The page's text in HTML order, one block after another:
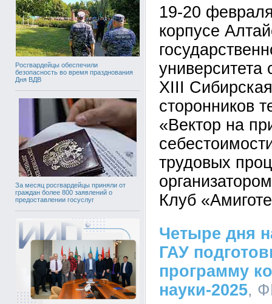
Росгвардейцы обеспечили
безопасность во время празднования
Дня ВДВ
За месяц росгвардейцы приняли от
граждан более 800 заявлений о
предоставлении госуслуг
19-20
корпусе
университета
XIII
сторонников
«Вектор на
трудовых
Клуб
Четыре дня
ГАУ
программу
науки-2025,